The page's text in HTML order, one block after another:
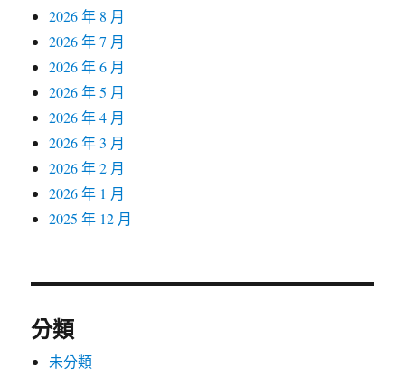
2026 年 8 月
2026 年 7 月
2026 年 6 月
2026 年 5 月
2026 年 4 月
2026 年 3 月
2026 年 2 月
2026 年 1 月
2025 年 12 月
分類
未分類